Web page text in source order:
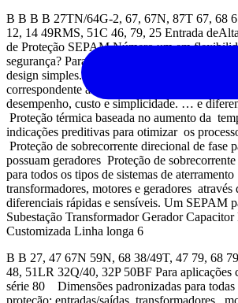
B B B B 27TN/64G-2, 67, 67N, 87T 67, 68
12, 14 49RMS, 51C 46, 79, 25 Entrada
de Proteção SEPAM Número um em
segurança? Para qual aplicação? A série
design simples. Todos os usuários podem
correspondente às suas necessidades e obter
desempenho, custo e simplicidade. … e
Proteção térmica baseada no aumento da
indicações preditivas para otimizar os
Proteção de sobrecorrente direcional de fase
possuam geradores Proteção de
para todos os tipos de sistemas de
transformadores, motores e geradores através
diferenciais rápidas e sensíveis. Um SEPAM
Subestação Transformador Gerador
Customizada Linha longa 6
B B 27, 47 67N 59N, 68 38/49T, 47 79, 68
48, 51LR 32Q/40, 32P 50BF Para aplicações
série 80 Dimensões padronizadas para todas